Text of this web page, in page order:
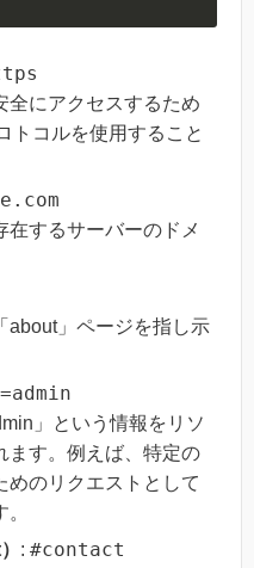
全にアクセスするため
トコルを使用すること
在するサーバーのドメ
about」ページを指し示
」という情報をリソ
ます。例えば、特定の
めのリクエストとして
: #contact